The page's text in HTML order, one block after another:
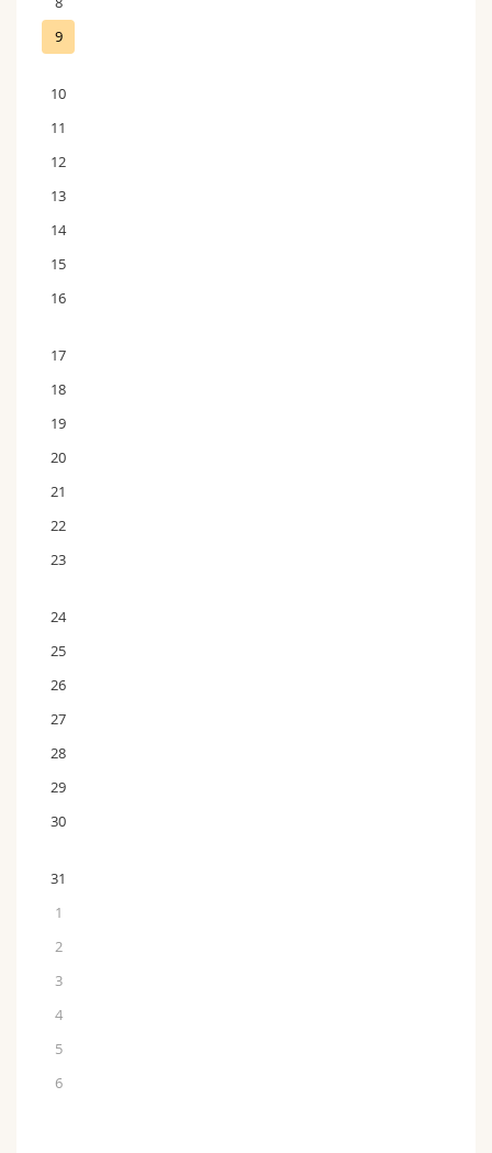
9
10
11
12
13
14
15
16
17
18
19
20
21
22
23
24
25
26
27
28
29
30
31
1
2
3
4
5
6